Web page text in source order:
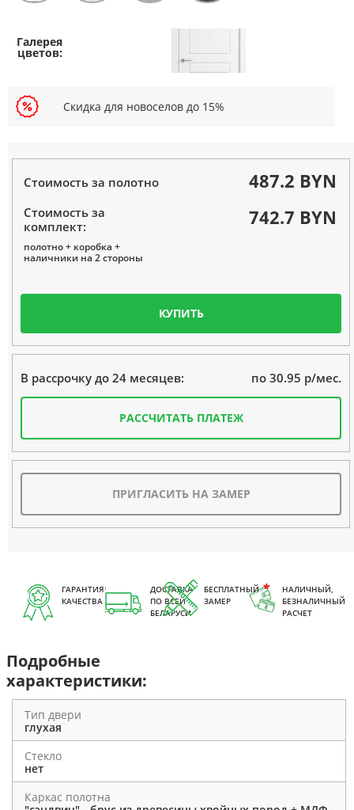
Скидка для новоселов до 15%
Стоимость за полотно 487.2 BYN
Стоимость за
комплект:
полотно + коробка +
наличники на 2 стороны
742.7 BYN
КУПИТЬ
В рассрочку до 24 месяцев: по 30.95 р/мес.
РАССЧИТАТЬ ПЛАТЕЖ
ПРИГЛАСИТЬ НА ЗАМЕР
ГАРАНТИЯ
КАЧЕСТВА
ДОСТАВКА
ПО ВСЕЙ
БЕЛАРУСИ
БЕСПЛАТНЫЙ
ЗАМЕР
НАЛИЧНЫЙ,
БЕЗНАЛИЧНЫЙ
РАСЧЕТ
Подробные
характеристики:
Тип двери
глухая
Стекло
нет
Каркас полотна